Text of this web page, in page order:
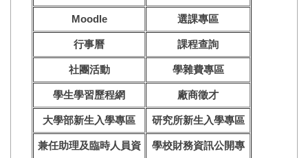
Moodle 選課專區
行事曆 課程查詢
社團活動 學雜費專區
學生學習歷程網 廠商徵才
大學部新生入學專區 研究所新生入學專區
兼任助理及臨時人員資
學校財務資訊公開專